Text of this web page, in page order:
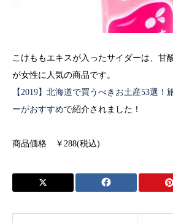
こけももエキスが入ったサイダーは、甘
が女性に人気の商品です。
【2019】北海道で買うべきお土産53選！
ーがおすすめで紹介されました！
商品価格 ￥288(税込)